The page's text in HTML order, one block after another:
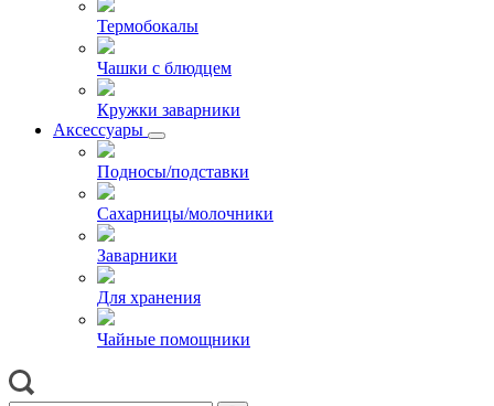
Термобокалы
Чашки с блюдцем
Кружки заварники
Аксессуары
Подносы/подставки
Сахарницы/молочники
Заварники
Для хранения
Чайные помощники